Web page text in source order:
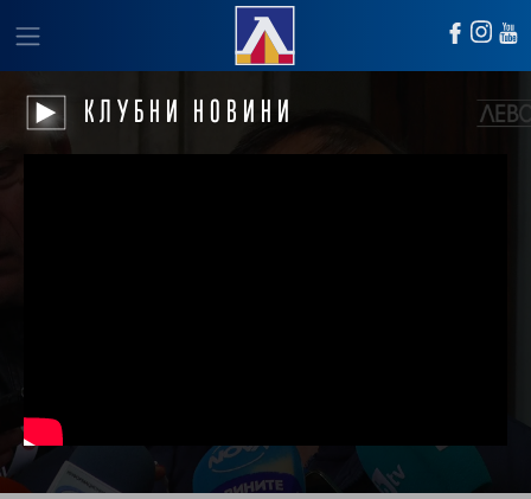
КЛУБНИ НОВИНИ